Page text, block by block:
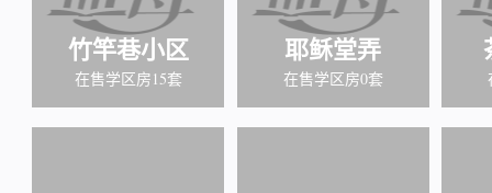
竹竿巷小区
在售学区房15套
耶稣堂弄
在售学区房0套